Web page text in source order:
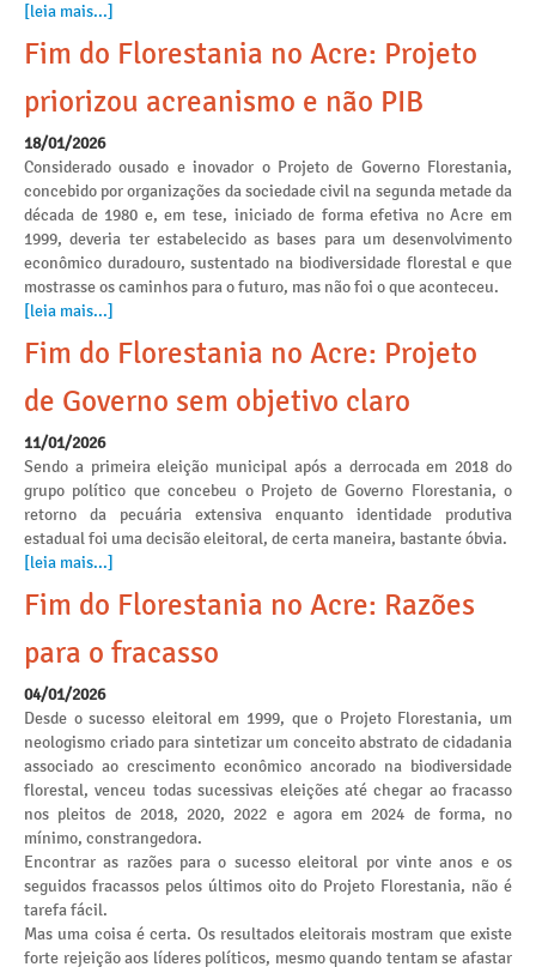
[leia mais...]
Fim do Florestania no Acre: Projeto
priorizou acreanismo e não PIB
18/01/2026
Considerado ousado e inovador o Projeto de Governo Florestania,
concebido por organizações da sociedade civil na segunda metade da
década de 1980 e, em tese, iniciado de forma efetiva no Acre em
1999, deveria ter estabelecido as bases para um desenvolvimento
econômico duradouro, sustentado na biodiversidade florestal e que
mostrasse os caminhos para o futuro, mas não foi o que aconteceu.
[leia mais...]
Fim do Florestania no Acre: Projeto
de Governo sem objetivo claro
11/01/2026
Sendo a primeira eleição municipal após a derrocada em 2018 do
grupo político que concebeu o Projeto de Governo Florestania, o
retorno da pecuária extensiva enquanto identidade produtiva
estadual foi uma decisão eleitoral, de certa maneira, bastante óbvia.
[leia mais...]
Fim do Florestania no Acre: Razões
para o fracasso
04/01/2026
Desde o sucesso eleitoral em 1999, que o Projeto Florestania, um
neologismo criado para sintetizar um conceito abstrato de cidadania
associado ao crescimento econômico ancorado na biodiversidade
florestal, venceu todas sucessivas eleições até chegar ao fracasso
nos pleitos de 2018, 2020, 2022 e agora em 2024 de forma, no
mínimo, constrangedora.
Encontrar as razões para o sucesso eleitoral por vinte anos e os
seguidos fracassos pelos últimos oito do Projeto Florestania, não é
tarefa fácil.
Mas uma coisa é certa. Os resultados eleitorais mostram que existe
forte rejeição aos líderes políticos, mesmo quando tentam se afastar